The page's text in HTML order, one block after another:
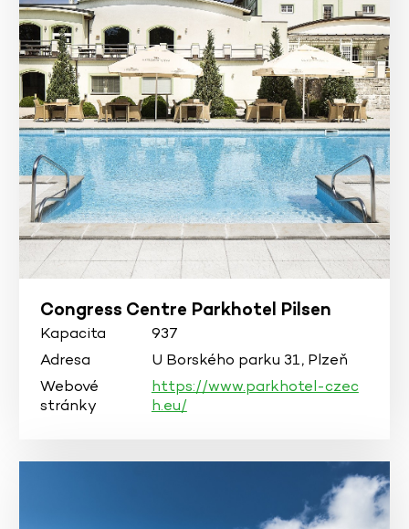
Congress Centre Parkhotel Pilsen
Kapacita
937
Adresa
U Borského parku 31, Plzeň
Webové
stránky
https://www.parkhotel-czec
h.eu/